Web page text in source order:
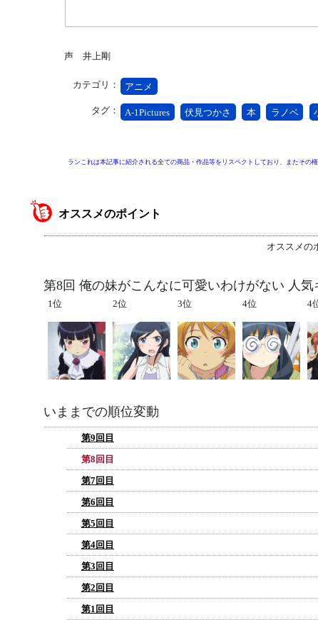
声 井上剛
カテゴリ： アニメ
タグ： A-1Pictures 伏見つかさ 本 ラノベ
ランこれは本記事に紹介される全ての商品・作品等をリスペクトしており、またその
オススメのポイント
オススメの
第8回 俺の妹がこんなに可愛いわけがない 人
1位 2位 3位 4位 4
いままでの順位変動
第9回目
第8回目
第7回目
第6回目
第5回目
第4回目
第3回目
第2回目
第1回目